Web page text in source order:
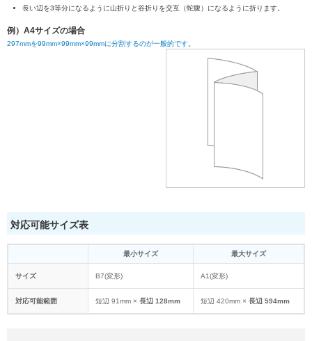
長い辺を3等分になるように山折りと谷折りを交互（蛇腹）になるように折ります。
例）A4サイズの場合
297mmを99mm×99mm×99mmに分割するのが一般的です。
対応可能サイズ表
最小サイズ 最大サイズ
サイズ B7(変形) A1(変形)
対応可能範囲 短辺 91mm × 長辺 128mm 短辺 420mm × 長辺 594mm